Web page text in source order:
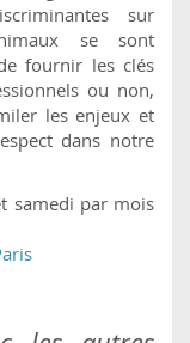
sur
se sont
fournir les clés
ou non,
les enjeux et
dans notre
samedi par mois